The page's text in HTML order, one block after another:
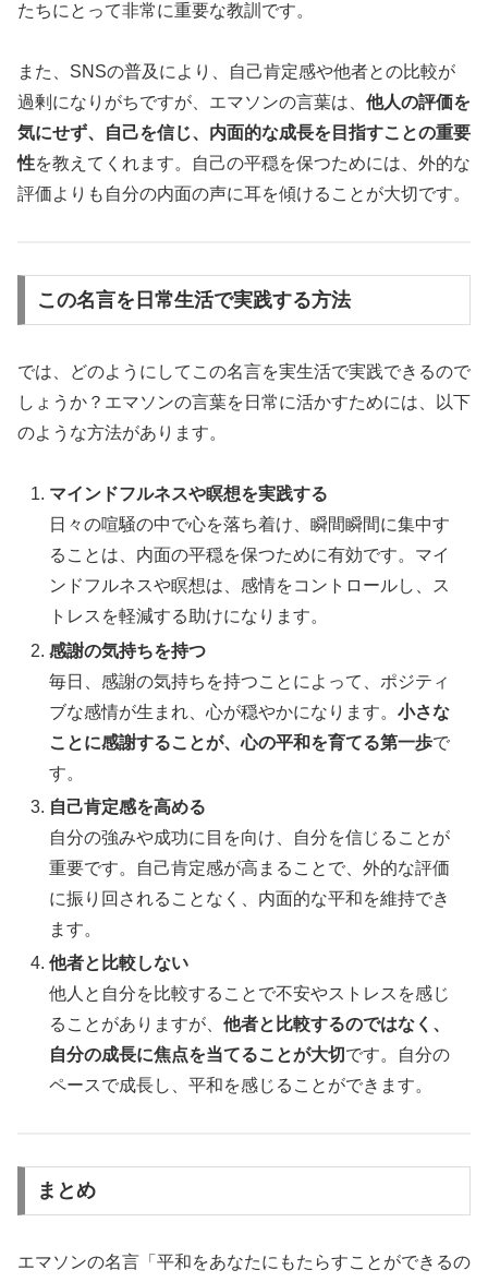
たちにとって非常に重要な教訓です。
また、SNSの普及により、自己肯定感や他者との比較が
過剰になりがちですが、エマソンの言葉は、 他人の評価を
気にせず、自己を信じ、内面的な成長を目指すことの重要
性を教えてくれます。自己の平穏を保つためには、外的な
評価よりも自分の内面の声に耳を傾けることが大切です。
この名言を日常生活で実践する方法
では、どのようにしてこの名言を実生活で実践できるので
しょうか？エマソンの言葉を日常に活かすためには、以下
のような方法があります。
マインドフルネスや瞑想を実践する
日々の喧騒の中で心を落ち着け、瞬間瞬間に集中す
ることは、内面の平穏を保つために有効です。マイ
ンドフルネスや瞑想は、感情をコントロールし、ス
トレスを軽減する助けになります。
感謝の気持ちを持つ
毎日、感謝の気持ちを持つことによって、ポジティ
ブな感情が生まれ、心が穏やかになります。小さな
ことに感謝することが、心の平和を育てる第一歩で
す。
自己肯定感を高める
自分の強みや成功に目を向け、自分を信じることが
重要です。自己肯定感が高まることで、外的な評価
に振り回されることなく、内面的な平和を維持でき
ます。
他者と比較しない
他人と自分を比較することで不安やストレスを感じ
ることがありますが、他者と比較するのではなく、
自分の成長に焦点を当てることが大切 です。自分の
ペースで成長し、平和を感じることができます。
まとめ
エマソンの名言「平和をあなたにもたらすことができるの